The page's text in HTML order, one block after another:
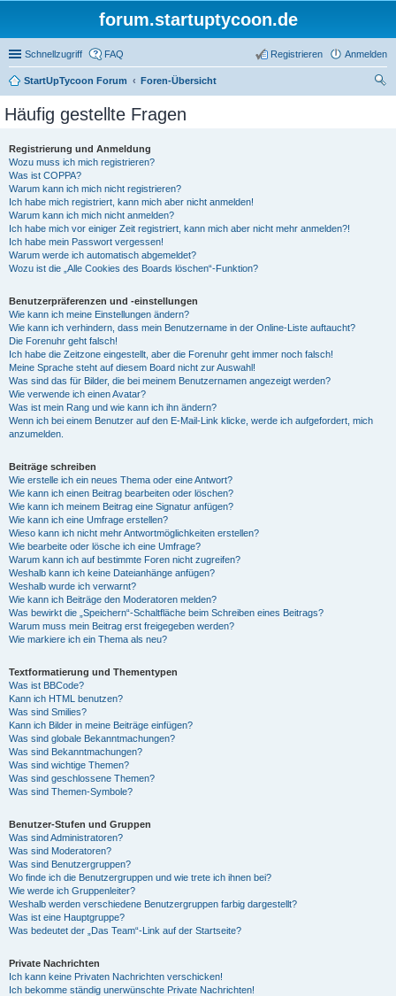
forum.startuptycoon.de
Schnellzugriff FAQ Anmelden
Registrieren
StartUpTycoon Forum
Foren-Übersicht
Häufig gestellte Fragen
Registrierung und Anmeldung
Wozu muss ich mich registrieren?
Was ist COPPA?
Warum kann ich mich nicht registrieren?
Ich habe mich registriert, kann mich aber nicht anmelden!
Warum kann ich mich nicht anmelden?
Ich habe mich vor einiger Zeit registriert, kann mich aber nicht mehr anmelden?!
Ich habe mein Passwort vergessen!
Warum werde ich automatisch abgemeldet?
Wozu ist die „Alle Cookies des Boards löschen“-Funktion?
Benutzerpräferenzen und -einstellungen
Wie kann ich meine Einstellungen ändern?
Wie kann ich verhindern, dass mein Benutzername in der Online-Liste auftaucht?
Die Forenuhr geht falsch!
Ich habe die Zeitzone eingestellt, aber die Forenuhr geht immer noch falsch!
Meine Sprache steht auf diesem Board nicht zur Auswahl!
Was sind das für Bilder, die bei meinem Benutzernamen angezeigt werden?
Wie verwende ich einen Avatar?
Was ist mein Rang und wie kann ich ihn ändern?
Wenn ich bei einem Benutzer auf den E-Mail-Link klicke, werde ich aufgefordert, mich
anzumelden.
Beiträge schreiben
Wie erstelle ich ein neues Thema oder eine Antwort?
Wie kann ich einen Beitrag bearbeiten oder löschen?
Wie kann ich meinem Beitrag eine Signatur anfügen?
Wie kann ich eine Umfrage erstellen?
Wieso kann ich nicht mehr Antwortmöglichkeiten erstellen?
Wie bearbeite oder lösche ich eine Umfrage?
Warum kann ich auf bestimmte Foren nicht zugreifen?
Weshalb kann ich keine Dateianhänge anfügen?
Weshalb wurde ich verwarnt?
Wie kann ich Beiträge den Moderatoren melden?
Was bewirkt die „Speichern“-Schaltfläche beim Schreiben eines Beitrags?
Warum muss mein Beitrag erst freigegeben werden?
Wie markiere ich ein Thema als neu?
Textformatierung und Thementypen
Was ist BBCode?
Kann ich HTML benutzen?
Was sind Smilies?
Kann ich Bilder in meine Beiträge einfügen?
Was sind globale Bekanntmachungen?
Was sind Bekanntmachungen?
Was sind wichtige Themen?
Was sind geschlossene Themen?
Was sind Themen-Symbole?
Benutzer-Stufen und Gruppen
Was sind Administratoren?
Was sind Moderatoren?
Was sind Benutzergruppen?
Wo finde ich die Benutzergruppen und wie trete ich ihnen bei?
Wie werde ich Gruppenleiter?
Weshalb werden verschiedene Benutzergruppen farbig dargestellt?
Was ist eine Hauptgruppe?
Was bedeutet der „Das Team“-Link auf der Startseite?
Private Nachrichten
Ich kann keine Privaten Nachrichten verschicken!
Ich bekomme ständig unerwünschte Private Nachrichten!